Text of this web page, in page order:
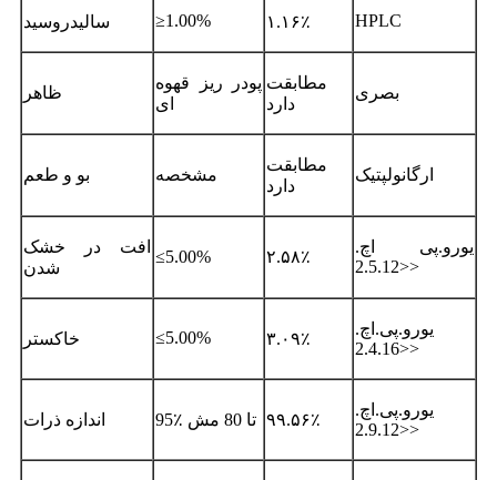
سالیدروسید ≥1.00% ۱.۱۶٪ HPLC
ظاهر
پودر ریز قهوه
ای
مطابقت
دارد
بصری
بو و طعم مشخصه
مطابقت
دارد
ارگانولپتیک
افت در خشک
شدن
≤5.00% ۲.۵۸٪
یورو.پی اچ.
<2.5.12>
خاکستر ≤5.00% ۳.۰۹٪
یورو.پی.اچ.
<2.4.16>
اندازه ذرات 95٪ تا 80 مش ۹۹.۵۶٪
یورو.پی.اچ.
<2.9.12>